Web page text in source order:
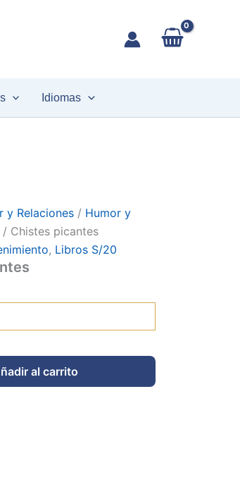
Idiomas
y Relaciones/ Humor y
/ Chistes picantes
, Libros S/20
al carrito